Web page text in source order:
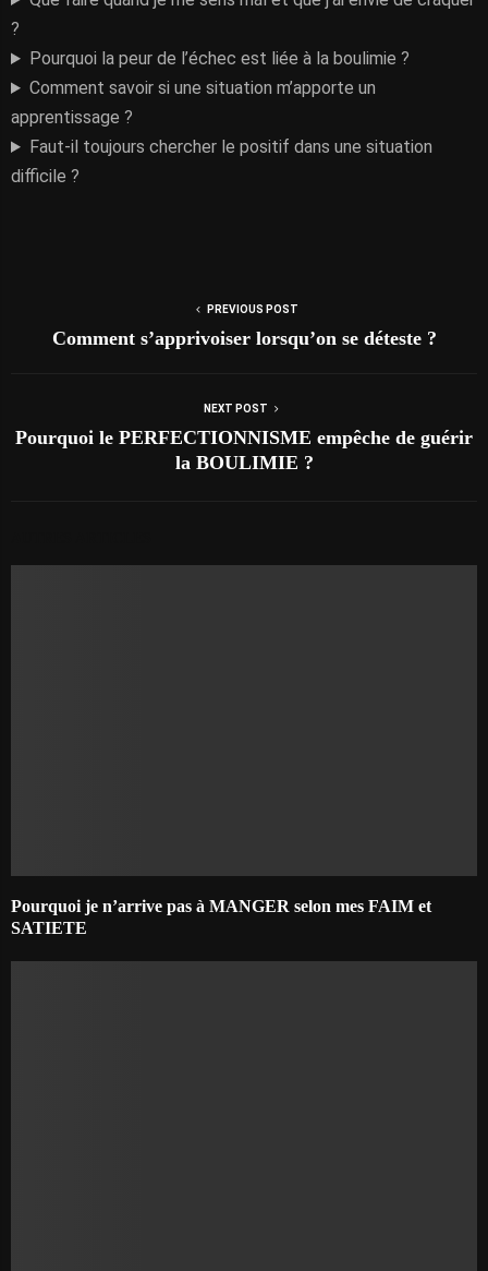
?
Pourquoi la peur de l’échec est liée à la boulimie ?
Comment savoir si une situation m’apporte un
apprentissage ?
Faut-il toujours chercher le positif dans une situation
difficile ?
PREVIOUS POST
Comment s’apprivoiser lorsqu’on se déteste ?
NEXT POST
Pourquoi le PERFECTIONNISME empêche de guérir
la BOULIMIE ?
Pourquoi je n’arrive pas à MANGER selon mes FAIM et
SATIETE